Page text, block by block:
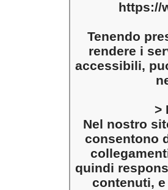
https://
Tenendo
rendere i
accessibili,
>
Nel nostro
consentono
quindi
contenuti,